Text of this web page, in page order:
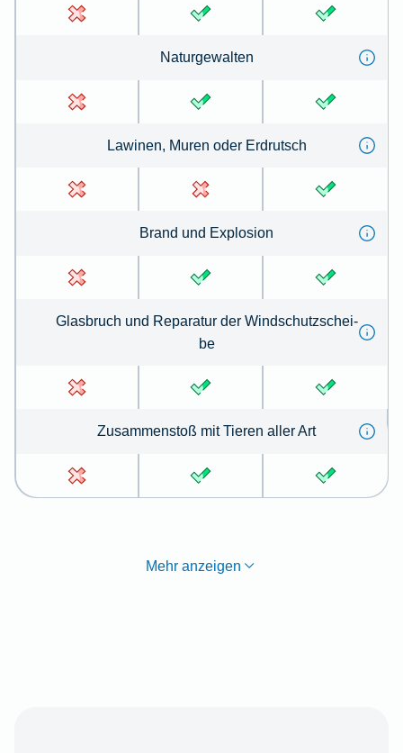
Na­tur­ge­wal­ten
La­winen, Mu­ren oder Erd­rutsch
Brand und Ex­plo­sion
Glas­bruch und Re­pa­ra­tur der Wind­schutz­schei­
be
Zu­sammen­stoß mit Tie­ren aller Art
Mehr anzeigen